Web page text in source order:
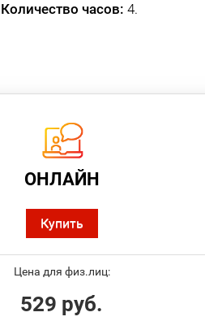
Количество часов: 4.
ОНЛАЙН
Купить
Цена для физ.лиц:
529 руб.